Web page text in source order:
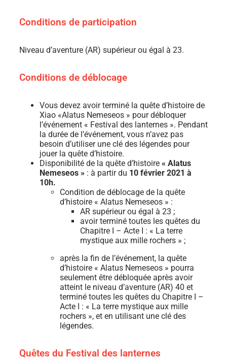
Conditions de participation
Niveau d’aventure (AR) supérieur ou égal à 23.
Conditions de déblocage
Vous devez avoir terminé la quête d’histoire de
Xiao «Alatus Nemeseos » pour débloquer
l’événement « Festival des lanternes ». Pendant
la durée de l’événement, vous n’avez pas
besoin d’utiliser une clé des légendes pour
jouer la quête d’histoire.
Disponibilité de la quête d’histoire « Alatus
Nemeseos » : à partir du 10 février 2021 à
10h.
Condition de déblocage de la quête
d’histoire « Alatus Nemeseos » :
AR supérieur ou égal à 23 ;
avoir terminé toutes les quêtes du
Chapitre I – Acte I : « La terre
mystique aux mille rochers » ;
après la fin de l’événement, la quête
d’histoire « Alatus Nemeseos » pourra
seulement être débloquée après avoir
atteint le niveau d’aventure (AR) 40 et
terminé toutes les quêtes du Chapitre I –
Acte I : « La terre mystique aux mille
rochers », et en utilisant une clé des
légendes.
Quêtes du Festival des lanternes